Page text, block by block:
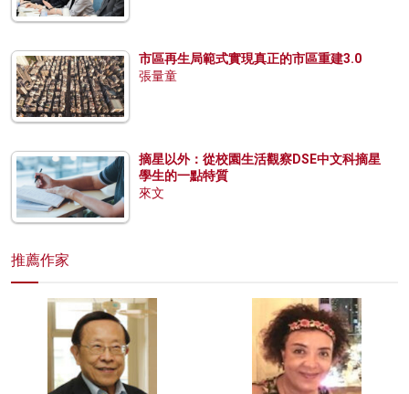
市區再生局範式實現真正的市區重建3.0
張量童
摘星以外：從校園生活觀察DSE中文科摘星
學生的一點特質
來文
推薦作家